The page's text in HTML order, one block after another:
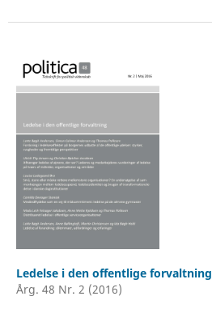
Ledelse i den offentlige forvaltning
Årg. 48 Nr. 2 (2016)